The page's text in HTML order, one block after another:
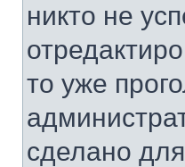
никто не
то уже
сделано